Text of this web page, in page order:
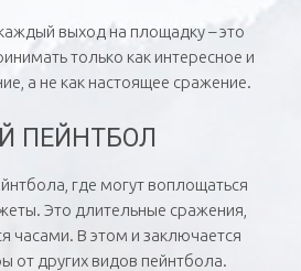
выход на площадку – это
только как интересное и
а не как настоящее сражение.
ПЕЙНТБОЛ
где могут воплощаться
Это длительные сражения,
часами. В этом и заключается
от других видов пейнтбола.